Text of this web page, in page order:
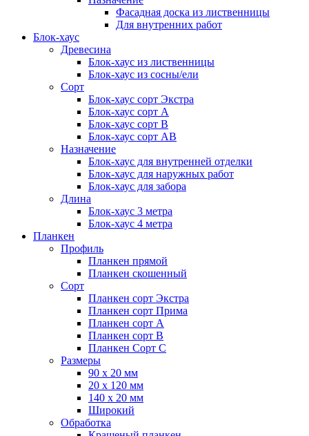
Фасадная доска из лиственницы
Для внутренних работ
Блок-хаус
Древесина
Блок-хаус из лиственницы
Блок-хаус из сосны/ели
Сорт
Блок-хаус сорт Экстра
Блок-хаус сорт А
Блок-хаус сорт B
Блок-хаус сорт АВ
Назначение
Блок-хаус для внутренней отделки
Блок-хаус для наружных работ
Блок-хаус для забора
Длина
Блок-хаус 3 метра
Блок-хаус 4 метра
Планкен
Профиль
Планкен прямой
Планкен скошенный
Сорт
Планкен сорт Экстра
Планкен сорт Прима
Планкен сорт А
Планкен сорт B
Планкен Сорт C
Размеры
90 х 20 мм
20 х 120 мм
140 х 20 мм
Широкий
Обработка